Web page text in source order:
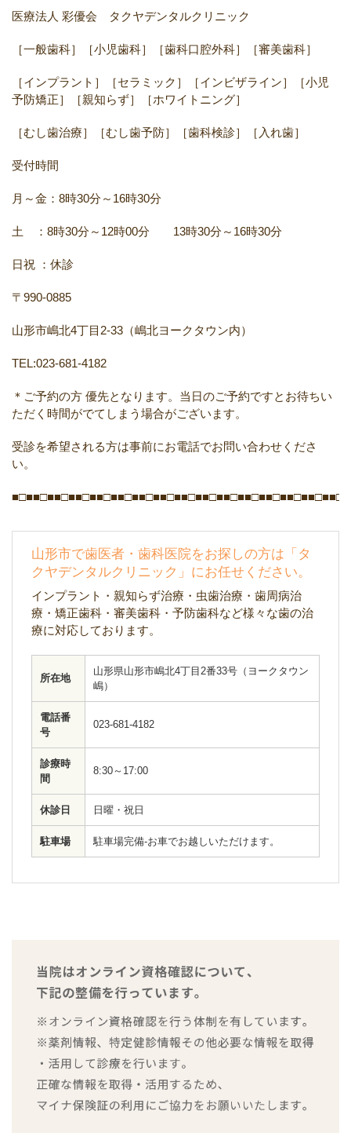
医療法人 彩優会 タクヤデンタルクリニック
［一般歯科］［小児歯科］［歯科口腔外科］［審美歯科］
［インプラント］［セラミック］［インビザライン］［小児
予防矯正］［親知らず］［ホワイトニング］
［むし歯治療］［むし歯予防］［歯科検診］［入れ歯］
受付時間
月～金：8時30分～16時30分
土 ：8時30分～12時00分 13時30分～16時30分
日祝 ：休診
〒990-0885
山形市嶋北4丁目2-33（嶋北ヨークタウン内）
TEL:023-681-4182
＊ご予約の方 優先となります。当日のご予約ですとお待ちい
ただく時間がでてしまう場合がございます。
受診を希望される方は事前にお電話でお問い合わせくださ
い。
山形市で歯医者・歯科医院をお探しの方は「タ
クヤデンタルクリニック」にお任せください。
インプラント・親知らず治療・虫歯治療・歯周病治
療・矯正歯科・審美歯科・予防歯科など様々な歯の治
療に対応しております。
所在地
山形県山形市嶋北4丁目2番33号（ヨークタウン
嶋）
電話番
号
023-681-4182
診療時
間
8:30～17:00
休診日 日曜・祝日
駐車場 駐車場完備-お車でお越しいただけます。